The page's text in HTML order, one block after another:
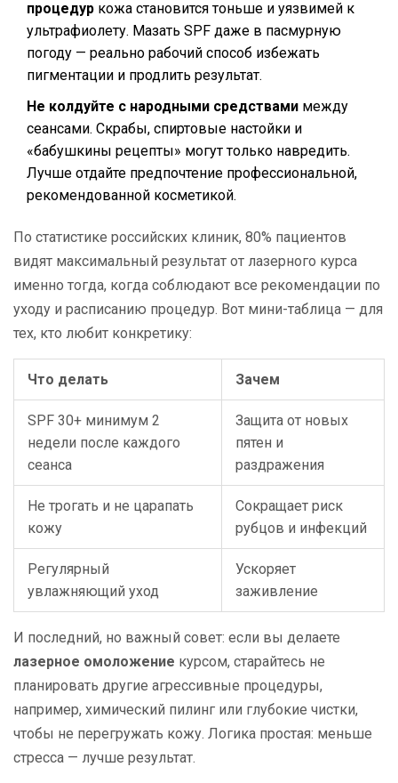
процедур кожа становится тоньше и уязвимей к
ультрафиолету. Мазать SPF даже в пасмурную
погоду — реально рабочий способ избежать
пигментации и продлить результат.
Не колдуйте с народными средствами между
сеансами. Скрабы, спиртовые настойки и
«бабушкины рецепты» могут только навредить.
Лучше отдайте предпочтение профессиональной,
рекомендованной косметикой.
По статистике российских клиник, 80% пациентов
видят максимальный результат от лазерного курса
именно тогда, когда соблюдают все рекомендации по
уходу и расписанию процедур. Вот мини-таблица — для
тех, кто любит конкретику:
Что делать Зачем
SPF 30+ минимум 2
недели после каждого
сеанса
Защита от новых
пятен и
раздражения
Не трогать и не царапать
кожу
Сокращает риск
рубцов и инфекций
Регулярный
увлажняющий уход
Ускоряет
заживление
И последний, но важный совет: если вы делаете
лазерное омоложение курсом, старайтесь не
планировать другие агрессивные процедуры,
например, химический пилинг или глубокие чистки,
чтобы не перегружать кожу. Логика простая: меньше
стресса — лучше результат.